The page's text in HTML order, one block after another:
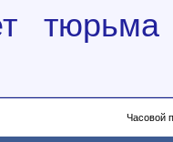
тюрьма
Часовой